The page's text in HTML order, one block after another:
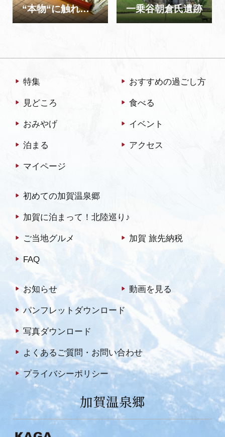
“本物“に触れる【2泊3日コース】 一乗谷朝倉氏遺跡
特集 おすすめの過ごし方
見どころ 食べる
おみやげ イベント
泊まる アクセス
マイページ
初めての加賀温泉郷
加賀に泊まって！北陸巡り♪
ご当地グルメ 加賀 旅先納税
FAQ
お知らせ 動画を見る
パンフレットダウンロード
写真ダウンロード
よくあるご質問・お問い合わせ
プライバシーポリシー
加賀温泉郷